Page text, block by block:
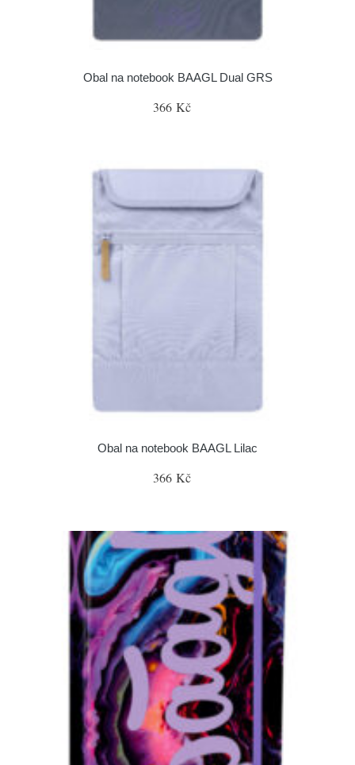
Obal na notebook BAAGL Dual GRS
366 Kč
Obal na notebook BAAGL Lilac
366 Kč